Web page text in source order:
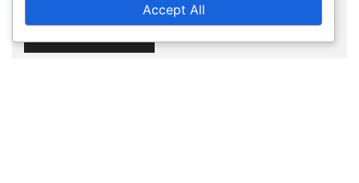
Accept All